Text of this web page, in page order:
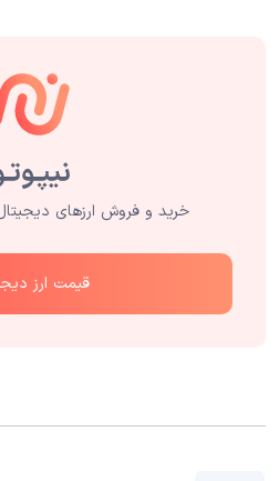
خرید و فروش ارزهای
قیمت ارز